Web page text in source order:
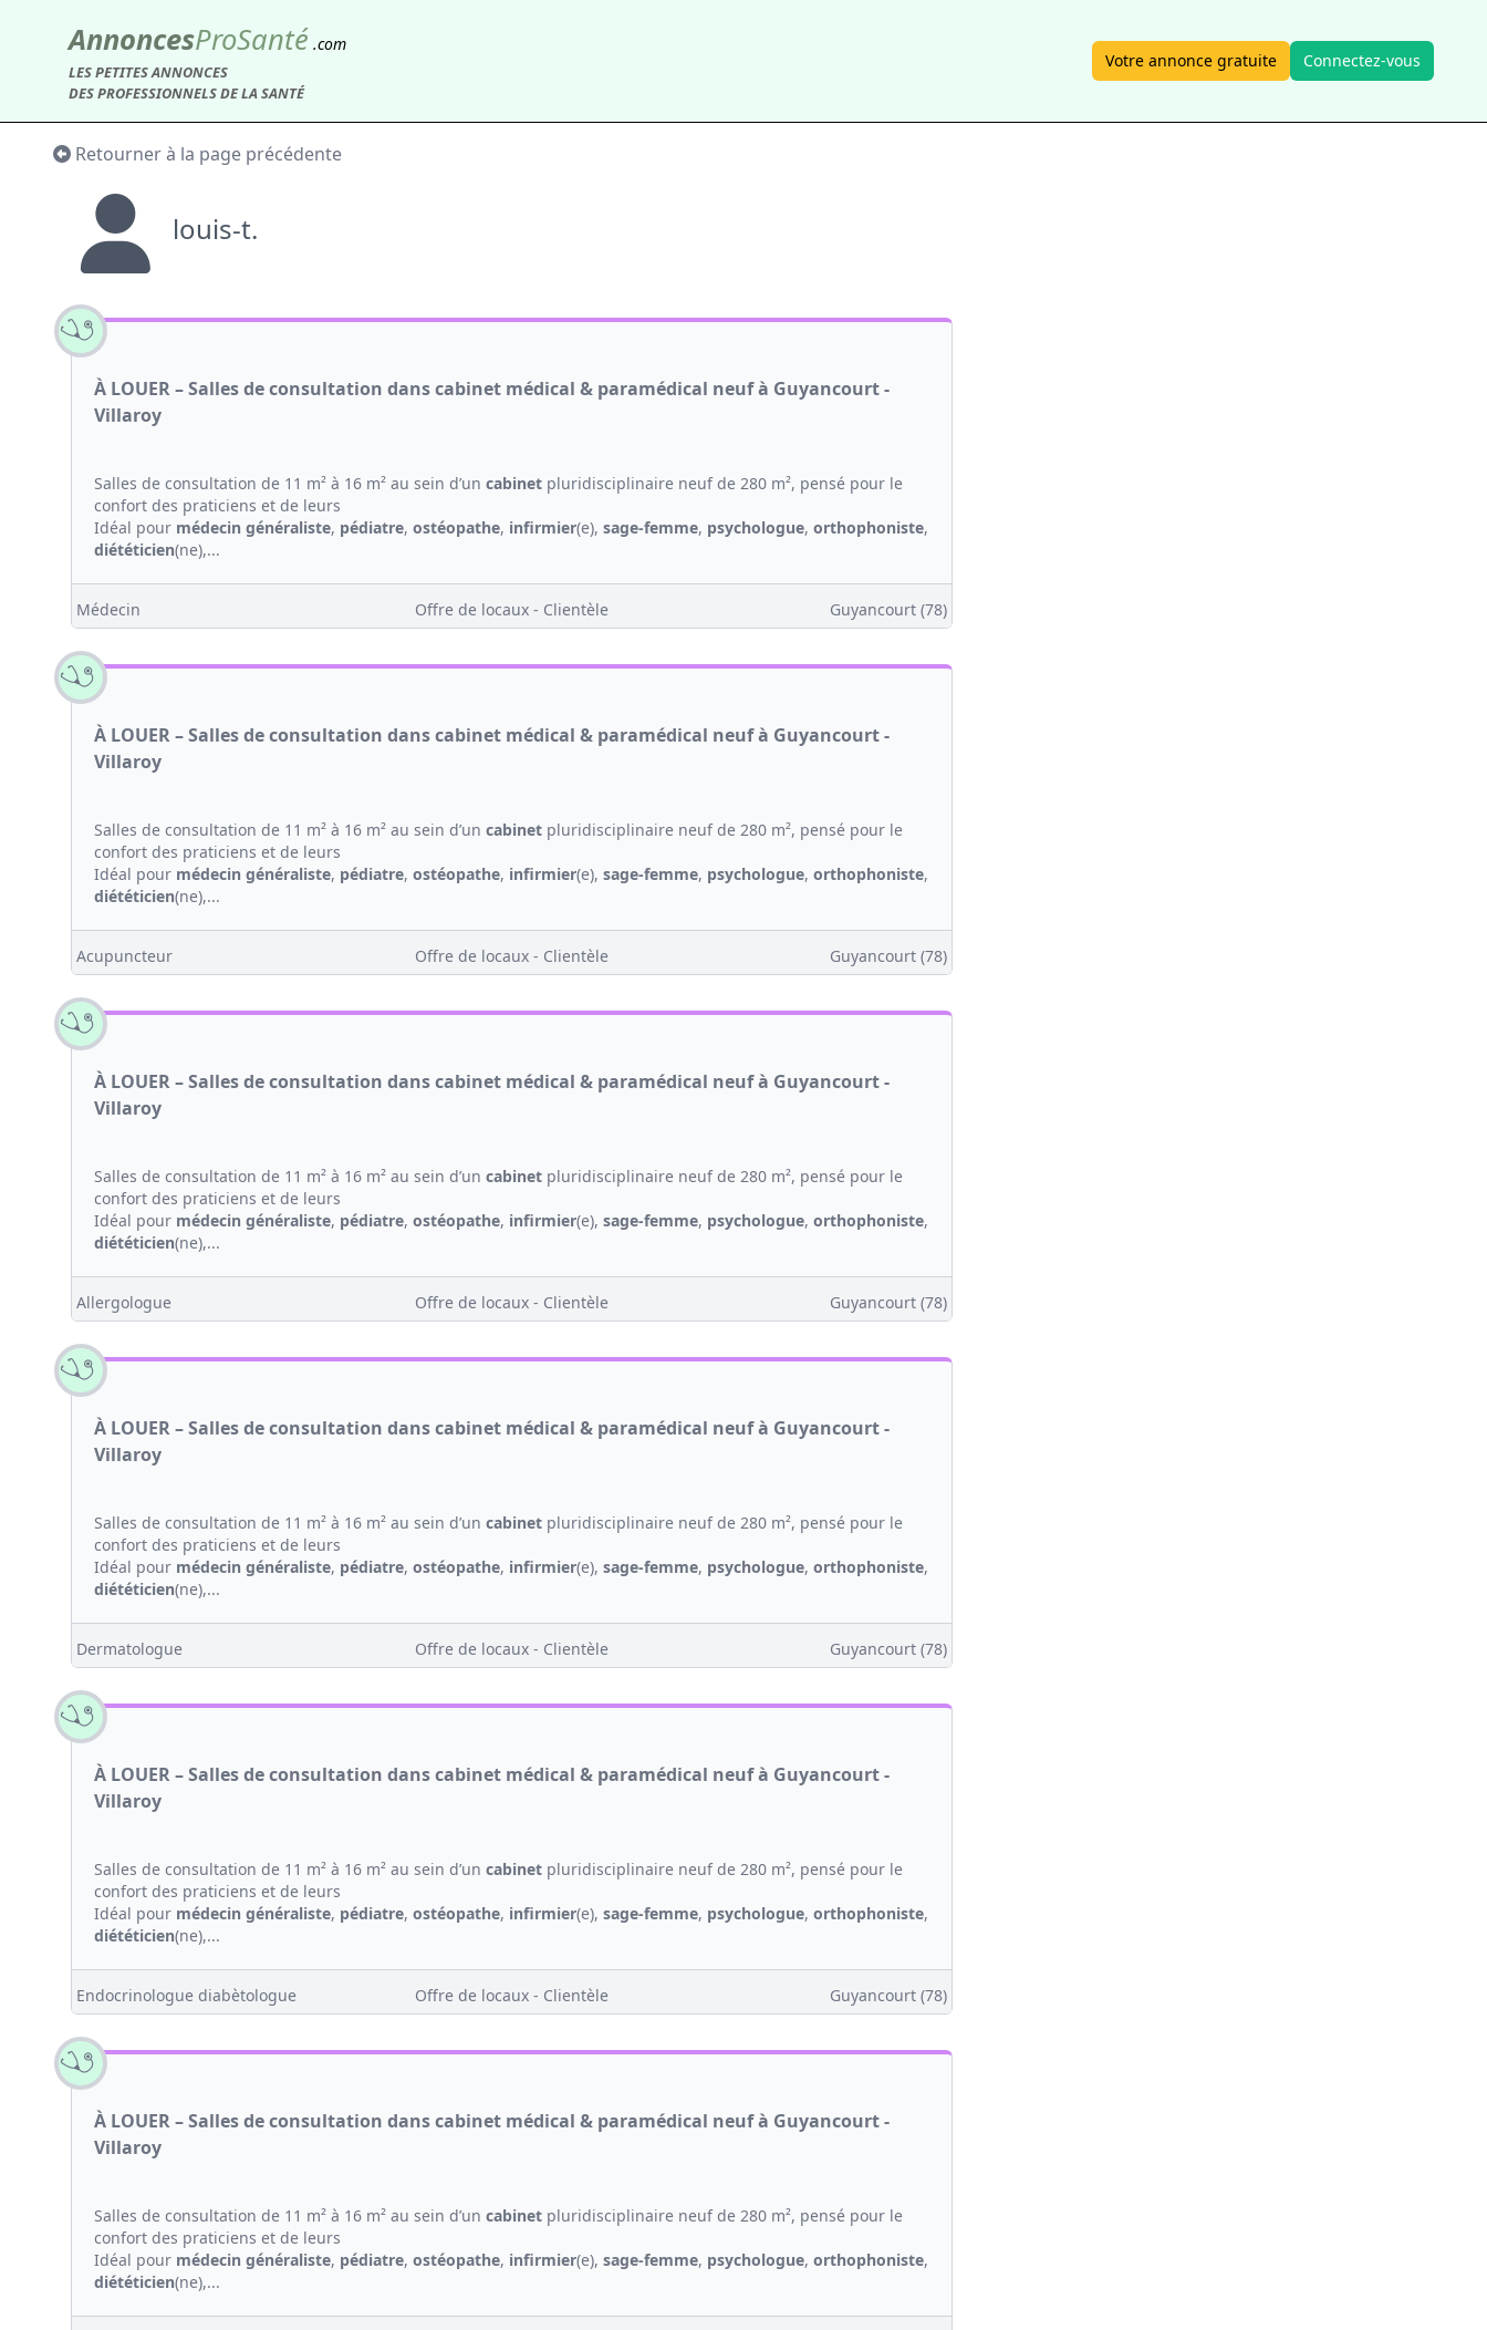
AnnoncesProSanté .com
LES PETITES ANNONCES
DES PROFESSIONNELS DE LA SANTÉ
Votre annonce gratuite Connectez-vous
Retourner à la page précédente
louis-t.
À LOUER – Salles de consultation dans cabinet médical & paramédical neuf à Guyancourt -
Villaroy
Salles de consultation de 11 m² à 16 m² au sein d’un cabinet pluridisciplinaire neuf de 280 m², pensé pour le
confort des praticiens et de leurs
Idéal pour médecin généraliste, pédiatre, ostéopathe, infirmier(e), sage-femme, psychologue, orthophoniste,
diététicien(ne),...
Médecin Offre de locaux - Clientèle Guyancourt (78)
À LOUER – Salles de consultation dans cabinet médical & paramédical neuf à Guyancourt -
Villaroy
Salles de consultation de 11 m² à 16 m² au sein d’un cabinet pluridisciplinaire neuf de 280 m², pensé pour le
confort des praticiens et de leurs
Idéal pour médecin généraliste, pédiatre, ostéopathe, infirmier(e), sage-femme, psychologue, orthophoniste,
diététicien(ne),...
Acupuncteur Offre de locaux - Clientèle Guyancourt (78)
À LOUER – Salles de consultation dans cabinet médical & paramédical neuf à Guyancourt -
Villaroy
Salles de consultation de 11 m² à 16 m² au sein d’un cabinet pluridisciplinaire neuf de 280 m², pensé pour le
confort des praticiens et de leurs
Idéal pour médecin généraliste, pédiatre, ostéopathe, infirmier(e), sage-femme, psychologue, orthophoniste,
diététicien(ne),...
Allergologue Offre de locaux - Clientèle Guyancourt (78)
À LOUER – Salles de consultation dans cabinet médical & paramédical neuf à Guyancourt -
Villaroy
Salles de consultation de 11 m² à 16 m² au sein d’un cabinet pluridisciplinaire neuf de 280 m², pensé pour le
confort des praticiens et de leurs
Idéal pour médecin généraliste, pédiatre, ostéopathe, infirmier(e), sage-femme, psychologue, orthophoniste,
diététicien(ne),...
Dermatologue Offre de locaux - Clientèle Guyancourt (78)
À LOUER – Salles de consultation dans cabinet médical & paramédical neuf à Guyancourt -
Villaroy
Salles de consultation de 11 m² à 16 m² au sein d’un cabinet pluridisciplinaire neuf de 280 m², pensé pour le
confort des praticiens et de leurs
Idéal pour médecin généraliste, pédiatre, ostéopathe, infirmier(e), sage-femme, psychologue, orthophoniste,
diététicien(ne),...
Endocrinologue diabètologue Offre de locaux - Clientèle Guyancourt (78)
À LOUER – Salles de consultation dans cabinet médical & paramédical neuf à Guyancourt -
Villaroy
Salles de consultation de 11 m² à 16 m² au sein d’un cabinet pluridisciplinaire neuf de 280 m², pensé pour le
confort des praticiens et de leurs
Idéal pour médecin généraliste, pédiatre, ostéopathe, infirmier(e), sage-femme, psychologue, orthophoniste,
diététicien(ne),...